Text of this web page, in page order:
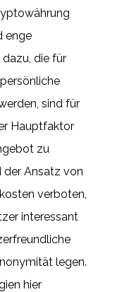
enge
die für
sind für
Hauptfaktor
zu
der Ansatz von
verboten,
interessant
legen.
hier